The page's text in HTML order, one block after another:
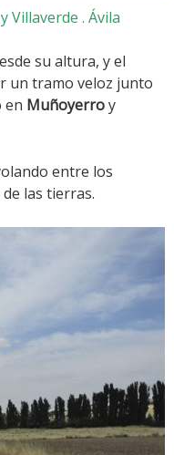
Villaverde . Ávila
su altura, y el
un tramo veloz junto
en Muñoyerroy
entre los
las tierras.